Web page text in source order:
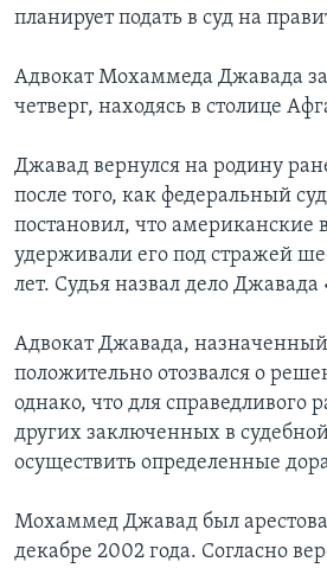
НЬЮ-ЙОРК NEW YORK
ТЕСТЫ
ВИДЕО
Learning English
Языки
планирует подать в суд на
Адвокат Мохаммеда Джавада
четверг, находясь в столице
Джавад вернулся на родину
после того, как федеральный
постановил, что американские
удерживали его под стражей
лет. Судья назвал дело
Адвокат Джавада,
положительно отозвался о
однако, что для справедливого
других заключенных в
осуществить определенные
Мохаммед Джавад был
декабре 2002 года. Согласно